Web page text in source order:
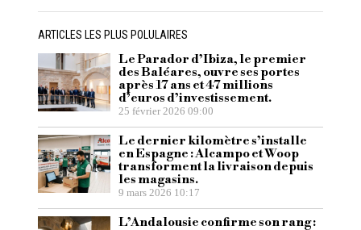
ARTICLES LES PLUS POLULAIRES
Le Parador d’Ibiza, le premier
des Baléares, ouvre ses portes
après 17 ans et 47 millions
d’euros d’investissement.
25 février 2026 09:00
Le dernier kilomètre s’installe
en Espagne : Alcampo et Woop
transforment la livraison depuis
les magasins.
9 mars 2026 10:17
L’Andalousie confirme son rang :